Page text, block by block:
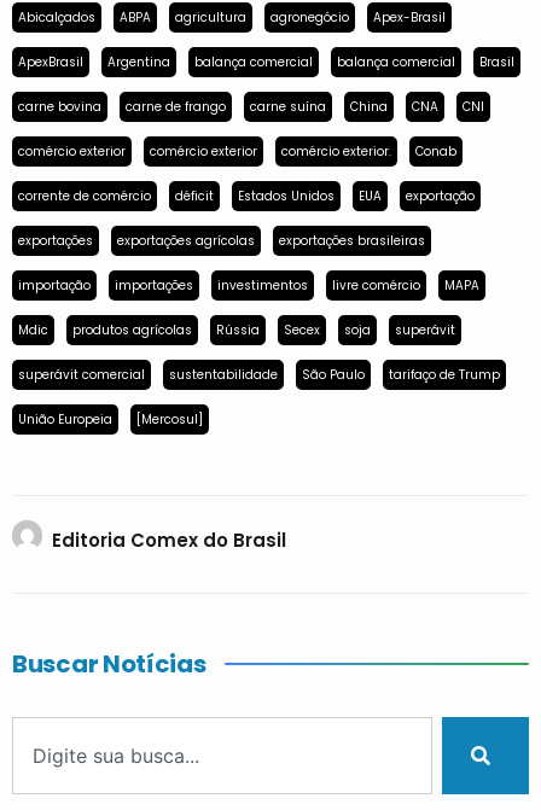
Abicalçados ABPA agricultura agronegócio Apex-Brasil
ApexBrasil Argentina balança comercial balança comercial Brasil
carne bovina carne de frango carne suína China CNA CNI
comércio exterior comércio exterior comércio exterior. Conab
corrente de comércio déficit Estados Unidos EUA exportação
exportações exportações agrícolas exportações brasileiras
importação importações investimentos livre comércio MAPA
Mdic produtos agrícolas Rússia Secex soja superávit
superávit comercial sustentabilidade São Paulo tarifaço de Trump
União Europeia [Mercosul]
Editoria Comex do Brasil
Buscar Notícias